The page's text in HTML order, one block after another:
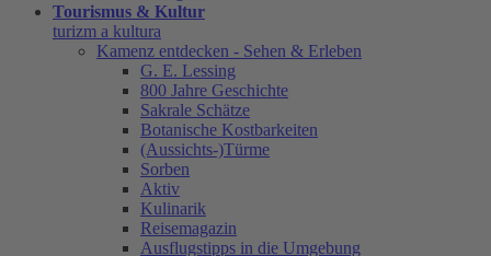
Tourismus & Kultur
turizm a kultura
Kamenz entdecken - Sehen & Erleben
G. E. Lessing
800 Jahre Geschichte
Sakrale Schätze
Botanische Kostbarkeiten
(Aussichts-)Türme
Sorben
Aktiv
Kulinarik
Reisemagazin
Ausflugstipps in die Umgebung